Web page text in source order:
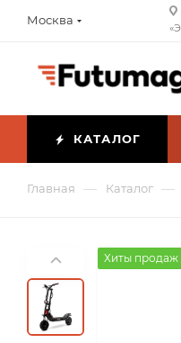
Москва
КАТАЛОГ
Главная — Каталог —
Хиты продаж